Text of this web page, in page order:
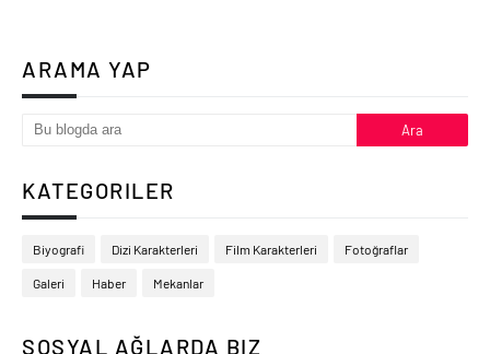
ARAMA YAP
KATEGORILER
Biyografi Dizi Karakterleri Film Karakterleri Fotoğraflar
Galeri Haber Mekanlar
SOSYAL AĞLARDA BIZ